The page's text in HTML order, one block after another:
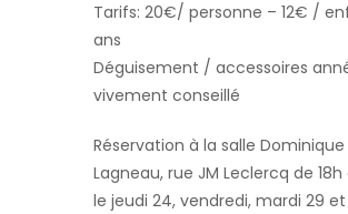
Tarifs: 20€/ personne – 12€ /
ans
Déguisement / accessoires
vivement conseillé
Réservation à la salle Dominique
Lagneau, rue JM Leclercq de 18h
le jeudi 24, vendredi, mardi 29 et